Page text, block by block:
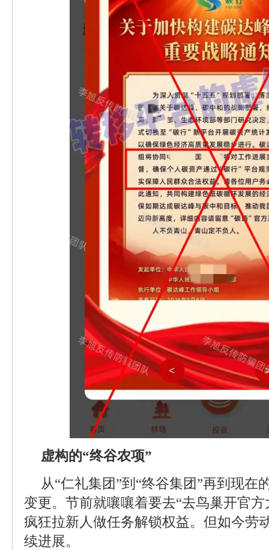
虚构的“终谷农项”
从“仁礼集团”到“终谷集团”再到现在
变更。节前就嚷嚷着要去“去鸟巢开官
疯狂拉新人做任务解锁权益。但如今劳
续进展。